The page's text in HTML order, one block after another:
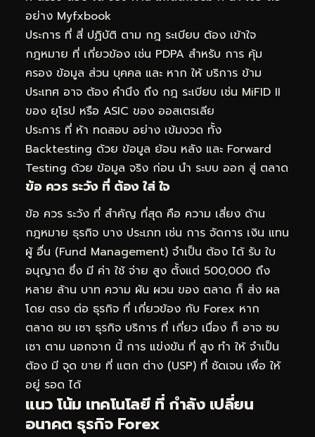
อย่าง Myfxbook
ประการ ที่ สี่ ปฏิบัติ ตาม กฎ ระเบียบ ต้อง เข้าใจ
กฎหมาย ที่ เกี่ยวข้อง เช่น PDPA สำหรับ การ คุ้ม
ครอง ข้อมูล ส่วน บุคคล และ หาก ให้ บริการ ข้าม
ประเทศ อาจ ต้อง คำนึง ถึง กฎ ระเบียบ เช่น MiFID II
ของ ยุโรป หรือ ASIC ของ ออสเตรเลีย
ประการ ที่ ห้า ทดสอบ อย่าง เข้มงวด ทั้ง
Backtesting ด้วย ข้อมูล ย้อน หลัง และ Forward
Testing ด้วย ข้อมูล จริง ก่อน นำ ระบบ ออก สู่ ตลาด
ข้อ ควร ระวัง ที่ ต้อง ใส่ ใจ
ข้อ ควร ระวัง ที่ สำคัญ ที่สุด คือ ความ เสี่ยง ด้าน
กฎหมาย ธุรกิจ บาง ประเภท เช่น การ จัดการ เงิน แทน
ผู้ อื่น (Fund Management) จำเป็น ต้อง ได้ รับ ใบ
อนุญาต ซึ่ง มี ค่า ใช้ จ่าย สูง ตั้งแต่ 500,000 ถึง
หลาย ล้าน บาท ความ ผัน ผวน ของ ตลาด ก็ ส่ง ผล
โดย ตรง ต่อ ธุรกิจ ที่ เกี่ยวข้อง กับ Forex หาก
ตลาด ซบ เซา ธุรกิจ บริการ ที่ เกี่ยว เนื่อง ก็ อาจ ซบ
เซา ตาม นอกจาก นี้ การ แข่งขัน ที่ สูง ทำ ให้ จำเป็น
ต้อง มี จุด ขาย ที่ แตก ต่าง (USP) ที่ ชัดเจน เพื่อ ให้
อยู่ รอด ได้
แนว โน้ม เทคโนโลยี ที่ กำลัง เปลี่ยน
อนาคต ธุรกิจ Forex